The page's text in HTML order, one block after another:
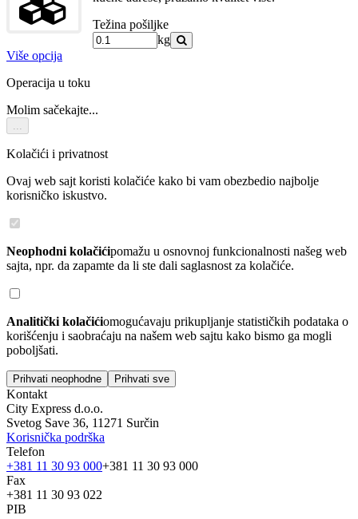
Težina pošiljke
kg
Više opcija
Operacija u toku
Molim sačekajte...
Kolačići i privatnost
Ovaj web sajt koristi kolačiće kako bi vam obezbedio najbolje
korisničko iskustvo.
Neophodni kolačićipomažu u osnovnoj funkcionalnosti našeg web
sajta, npr. da zapamte da li ste dali saglasnost za kolačiće.
Analitički kolačićiomogućavaju prikupljanje statističkih podataka o
korišćenju i saobraćaju na našem web sajtu kako bismo ga mogli
poboljšati.
Prihvati neophodne Prihvati sve
Kontakt
City Express d.o.o.
Svetog Save 36, 11271 Surčin
Korisnička podrška
Telefon
+381 11 30 93 000+381 11 30 93 000
Fax
+381 11 30 93 022
PIB